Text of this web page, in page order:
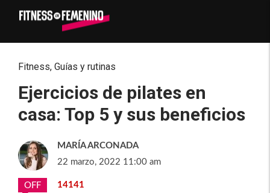
Fitness, Guías y rutinas
Ejercicios de pilates en
casa: Top 5 y sus beneficios
MARÍA ARCONADA
22 marzo, 2022 11:00 am
OFF 14141